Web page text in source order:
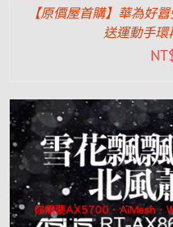
【原價屋首購】華為好
送運動手環